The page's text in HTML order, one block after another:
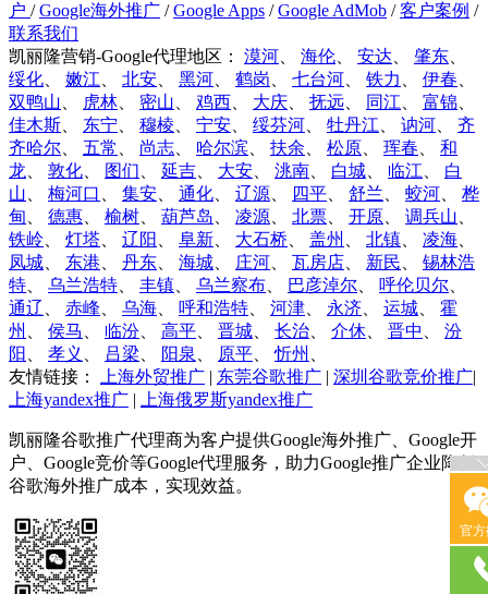
户 /Google海外推广 /Google Apps /Google AdMob /客户案例 /
联系我们
凯丽隆营销-Google代理地区：
漠河、 海伦、 安达、 肇东、
绥化、 嫩江、 北安、 黑河、 鹤岗、 七台河、 铁力 、 伊春、
双鸭山、 虎林、 密山、 鸡西、 大庆、 抚远、 同江、 富锦、
佳木斯、 东宁、 穆棱、 宁安、 绥芬河、 牡丹江、 讷河、 齐
齐哈尔、 五常 、 尚志、 哈尔滨、 扶余、 松原、 珲春、 和
龙、 敦化、 图们、 延吉、 大安、 洮南、 白城、 临江、 白
山、 梅河口 、 集安、 通化、 辽源、 四平、 舒兰、 蛟河、 桦
甸、 德惠、 榆树、 葫芦岛、 凌源、 北票、 开原、 调兵山、
铁岭、 灯塔、 辽阳 、 阜新、 大石桥、 盖州 、 北镇、 凌海、
凤城、 东港、 丹东、 海城、 庄河、 瓦房店、 新民、 锡林浩
特、 乌兰浩特、 丰镇、 乌兰察布、 巴彦淖尔、 呼伦贝尔、
通辽 、 赤峰、 乌海、 呼和浩特、 河津、 永济、 运城、 霍
州 、 侯马 、 临汾、 高平、 晋城、 长治、 介休、 晋中 、 汾
阳 、 孝义 、 吕梁、 阳泉、 原平、忻州 、
友情链接：
上海外贸推广 | 东莞谷歌推广 | 深圳谷歌竞价推广|
上海yandex推广 | 上海俄罗斯yandex推广
凯丽隆谷歌推广代理商为客户提供Google海外推广、Google开
户、Google竞价等Google代理服务，助力Google推广企业降低
谷歌海外推广成本，实现效益。
官